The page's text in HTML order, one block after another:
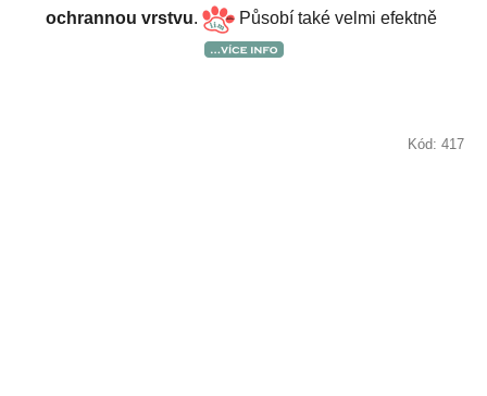
ochrannou vrstvu. Působí také velmi efektně
Kód: 417